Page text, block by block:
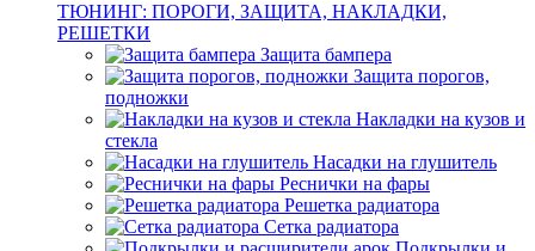
ТЮНИНГ: ПОРОГИ, ЗАЩИТА, НАКЛАДКИ,
РЕШЕТКИ
Защита бампера
Защита порогов,
подножки
Накладки на кузов и
стекла
Насадки на глушитель
Реснички на фары
Решетка радиатора
Сетка радиатора